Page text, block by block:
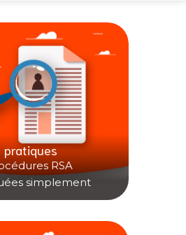
pratiques
RSA
simplement